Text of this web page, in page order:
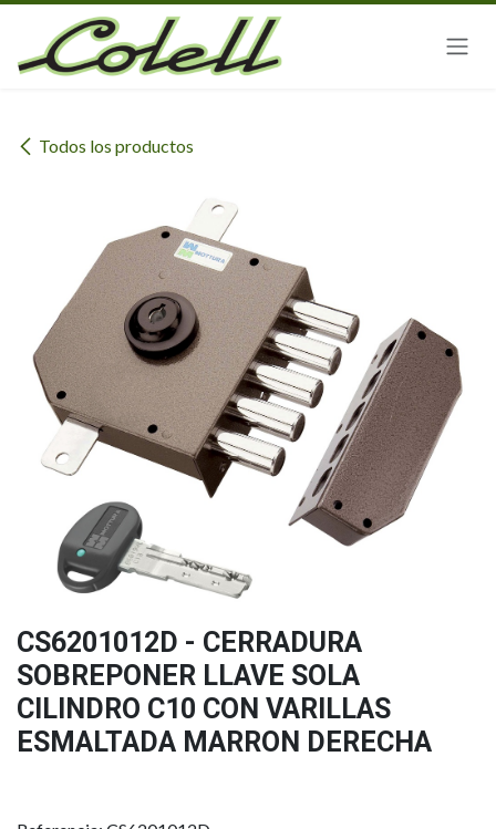
Ir al contenido
Todos los productos
CS6201012D - CERRADURA
SOBREPONER LLAVE SOLA
CILINDRO C10 CON VARILLAS
ESMALTADA MARRON DERECHA